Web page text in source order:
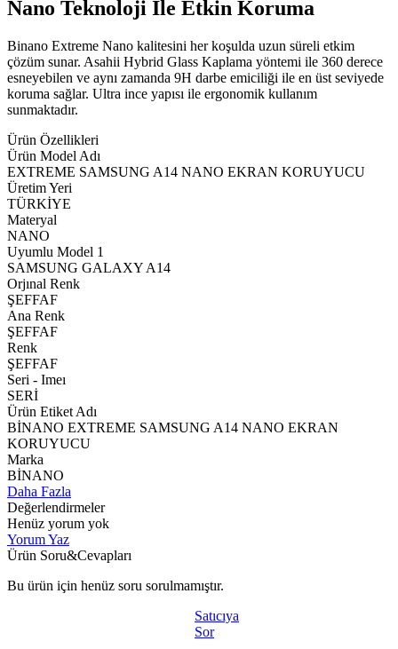
Nano Teknoloji İle Etkin Koruma
Binano Extreme Nano kalitesini her koşulda uzun süreli etkim
çözüm sunar. Asahii Hybrid Glass Kaplama yöntemi ile 360 derece
esneyebilen ve aynı zamanda 9H darbe emiciliği ile en üst seviyede
koruma sağlar. Ultra ince yapısı ile ergonomik kullanım
sunmaktadır.
Ürün Özellikleri
Ürün Model Adı
EXTREME SAMSUNG A14 NANO EKRAN KORUYUCU
Üretim Yeri
TÜRKİYE
Materyal
NANO
Uyumlu Model 1
SAMSUNG GALAXY A14
Orjınal Renk
ŞEFFAF
Ana Renk
ŞEFFAF
Renk
ŞEFFAF
Seri - Imeı
SERİ
Ürün Etiket Adı
BİNANO EXTREME SAMSUNG A14 NANO EKRAN
KORUYUCU
Marka
BİNANO
Daha Fazla
Değerlendirmeler
Henüz yorum yok
Yorum Yaz
Ürün Soru&Cevapları
Bu ürün için henüz soru sorulmamıştır.
Satıcıya
Sor